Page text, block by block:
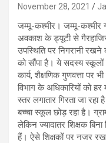
November 28, 2021
जम्मू-कश्मीर। जम्मू-कश्मीर
अवकाश के ड्यूटी से
उपस्थिति पर निगरानी रखने
को सौंपा है। ये सदस्य स्कूलों
कार्य, शैक्षणिक गुणवत्ता पर
विभाग के अधिकारियों को हर
स्तर लगातार गिरता जा रहा
बच्चा स्कूल छोड़ रहा है।
लेकिन ज्यादातर शिक्षक
हैं। ऐसे शिक्षकों पर नजर